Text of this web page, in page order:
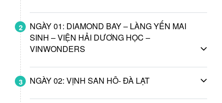
2
NGÀY 01: DIAMOND BAY – LÀNG YẾN MAI
SINH – VIỆN HẢI DƯƠNG HỌC –
VINWONDERS
3 NGÀY 02: VỊNH SAN HÔ- ĐÀ LẠT